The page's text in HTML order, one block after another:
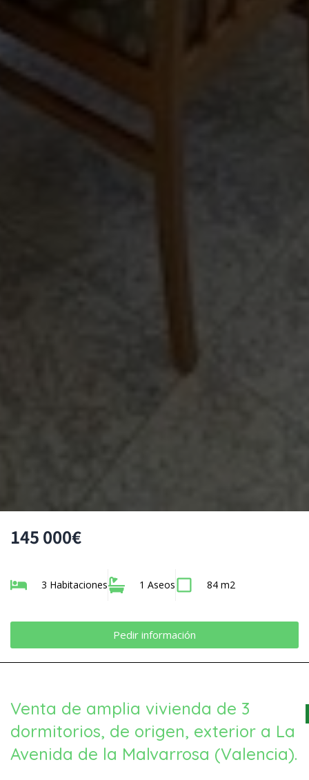
145 000€
3 Habitaciones 1 Aseos 84 m2
Pedir información
Venta de amplia vivienda de 3
dormitorios, de origen, exterior a La
Avenida de la Malvarrosa (Valencia).